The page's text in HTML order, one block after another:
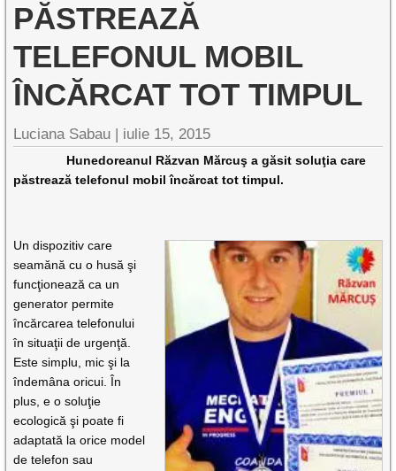
PĂSTREAZĂ
TELEFONUL MOBIL
ÎNCĂRCAT TOT TIMPUL
Luciana Sabau | iulie 15, 2015
Hunedoreanul Răzvan Mărcuş a găsit soluţia care
păstrează telefonul mobil încărcat tot timpul.
Un dispozitiv care
seamănă cu o husă şi
funcţionează ca un
generator permite
încărcarea telefonului
în situaţii de urgenţă.
Este simplu, mic şi la
îndemâna oricui. În
plus, e o soluţie
ecologică şi poate fi
adaptată la orice model
de telefon sau